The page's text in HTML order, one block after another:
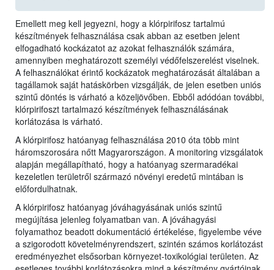
Emellett meg kell jegyezni, hogy a klórpirifosz tartalmú
készítmények felhasználása csak abban az esetben jelent
elfogadható kockázatot az azokat felhasználók számára,
amennyiben meghatározott személyi védőfelszerelést viselnek.
A felhasználókat érintő kockázatok meghatározását általában a
tagállamok saját hatáskörben vizsgálják, de jelen esetben uniós
szintű döntés is várható a közeljövőben. Ebből adódóan további,
klórpirifoszt tartalmazó készítmények felhasználásának
korlátozása is várható.
A klórpirifosz hatóanyag felhasználása 2010 óta több mint
háromszorosára nőtt Magyarországon. A monitoring vizsgálatok
alapján megállapítható, hogy a hatóanyag szermaradékai
kezeletlen területről származó növényi eredetű mintában is
előfordulhatnak.
A klórpirifosz hatóanyag jóváhagyásának uniós szintű
megújítása jelenleg folyamatban van. A jóváhagyási
folyamathoz beadott dokumentáció értékelése, figyelembe véve
a szigorodott követelményrendszert, szintén számos korlátozást
eredményezhet elsősorban környezet-toxikológiai területen. Az